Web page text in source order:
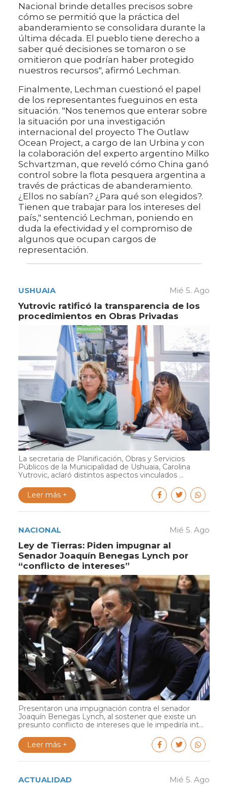
Nacional brinde detalles precisos sobre
cómo se permitió que la práctica del
abanderamiento se consolidara durante la
última década. El pueblo tiene derecho a
saber qué decisiones se tomaron o se
omitieron que podrían haber protegido
nuestros recursos", afirmó Lechman.
Finalmente, Lechman cuestionó el papel
de los representantes fueguinos en esta
situación. "Nos tenemos que enterar sobre
la situación por una investigación
internacional del proyecto The Outlaw
Ocean Project, a cargo de Ian Urbina y con
la colaboración del experto argentino Milko
Schvartzman, que reveló cómo China ganó
control sobre la flota pesquera argentina a
través de prácticas de abanderamiento.
¿Ellos no sabían? ¿Para qué son elegidos?.
Tienen que trabajar para los intereses del
país," sentenció Lechman, poniendo en
duda la efectividad y el compromiso de
algunos que ocupan cargos de
representación.
USHUAIA Mié 5. Ago
Yutrovic ratificó la transparencia de los
procedimientos en Obras Privadas
La secretaria de Planificación, Obras y Servicios
Públicos de la Municipalidad de Ushuaia, Carolina
Yutrovic, aclaró distintos aspectos vinculados ...
Leer más +
NACIONAL Mié 5. Ago
Ley de Tierras: Piden impugnar al
Senador Joaquín Benegas Lynch por
“conflicto de intereses”
Presentaron una impugnación contra el senador
Joaquín Benegas Lynch, al sostener que existe un
presunto conflicto de intereses que le impediría int...
Leer más +
ACTUALIDAD Mié 5. Ago